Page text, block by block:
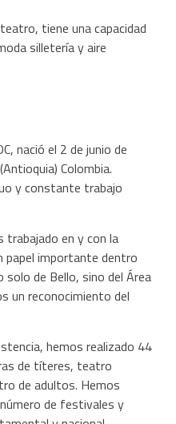
tiene una capacidad
silletería y aire
nació el 2 de junio de
Colombia.
y constante trabajo
trabajado en y con la
papel importante dentro
solo de Bello, sino del Área
un reconocimiento del
hemos realizado 44
de títeres, teatro
de adultos. Hemos
de festivales y